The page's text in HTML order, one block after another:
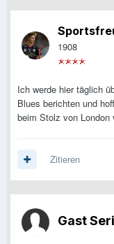
1908
Ich werde hier täglich
Blues berichten und
beim Stolz von London
Zitieren
Gast